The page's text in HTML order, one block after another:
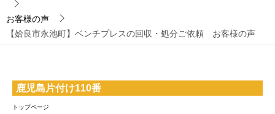
お客様の声
【姶良市永池町】ベンチプレスの回収・処分ご依頼 お客様の声
鹿児島片付け110番
トップページ